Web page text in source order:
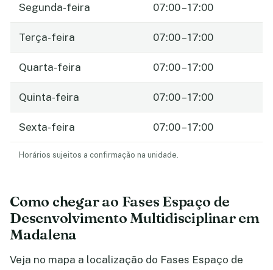
Segunda-feira 07:00 – 17:00
Terça-feira 07:00 – 17:00
Quarta-feira 07:00 – 17:00
Quinta-feira 07:00 – 17:00
Sexta-feira 07:00 – 17:00
Horários sujeitos a confirmação na unidade.
Como chegar ao Fases Espaço de
Desenvolvimento Multidisciplinar em
Madalena
Veja no mapa a localização do Fases Espaço de